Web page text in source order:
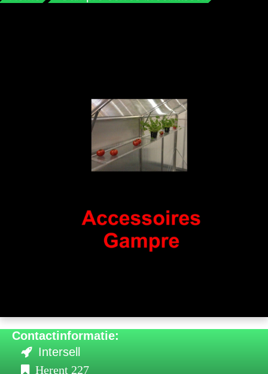
Contactinformatie:
Intersell
Herent 227